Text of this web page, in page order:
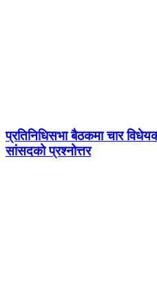
प्रतिनिधिसभा बैठकमा चार
सांसदको प्रश्नोत्तर